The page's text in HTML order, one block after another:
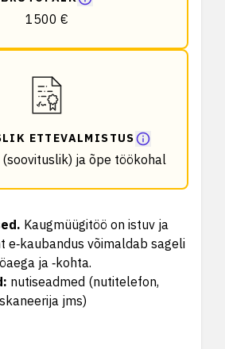
1500 €
ETTEVALMISTUS
(soovituslik) ja õpe töökohal
. Kaugmüügitöö on istuv ja
e‑kaubandus võimaldab sageli
ja ‑kohta.
: nutiseadmed (nutitelefon,
jms)